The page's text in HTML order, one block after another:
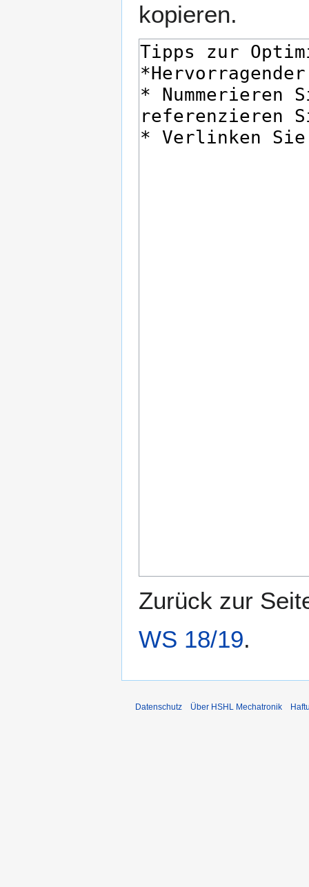
kopieren.
Zurück zur
WS 18/19.
Datenschutz Über HSHL Mechatronik